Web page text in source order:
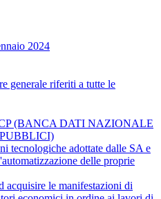
2024
generale riferiti a tutte le
(BANCA DATI NAZIONALE
tecnologiche adottate dalle SA e
delle proprie
acquisire le manifestazioni di